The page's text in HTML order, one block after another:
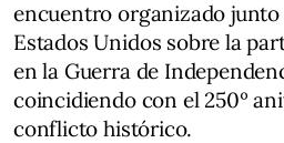
encuentro organizado junto
Estados Unidos sobre la
en la Guerra de
coincidiendo con el 250º
conflicto histórico.